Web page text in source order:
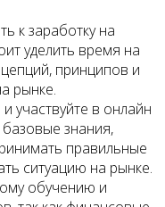
к заработку на
уделить время на
принципов и
рынке.
участвуйте в онлайн
базовые знания,
правильные
ситуацию на рынке.
обучению и